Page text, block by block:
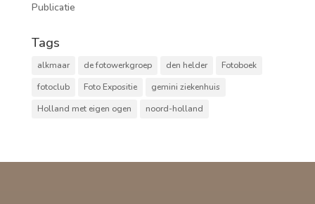
Publicatie
Tags
alkmaar de fotowerkgroep den helder
Fotoboek
fotoclub
Foto Expositie
gemini ziekenhuis
Holland met eigen ogen
noord-holland